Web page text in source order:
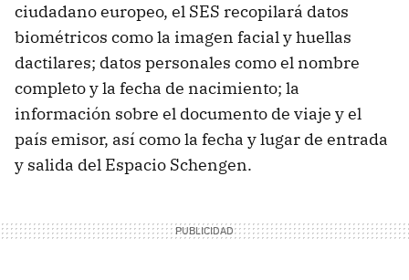
ciudadano europeo, el SES recopilará datos
biométricos como la imagen facial y huellas
dactilares; datos personales como el nombre
completo y la fecha de nacimiento; la
información sobre el documento de viaje y el
país emisor, así como la fecha y lugar de entrada
y salida del Espacio Schengen.